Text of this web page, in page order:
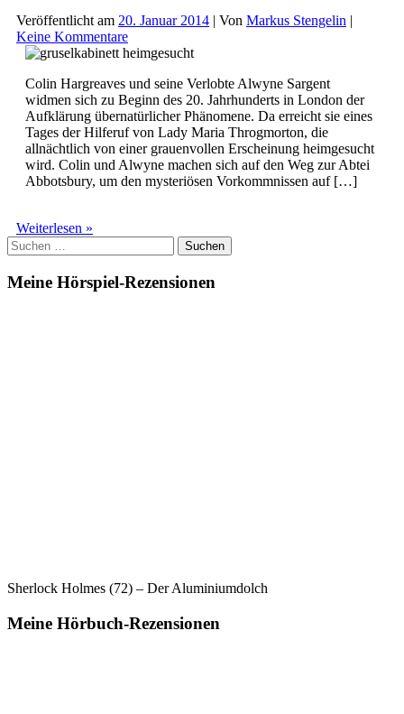
Veröffentlicht am 20. Januar 2014 | Von Markus Stengelin |
Keine Kommentare
Colin Hargreaves und seine Verlobte Alwyne Sargent
widmen sich zu Beginn des 20. Jahrhunderts in London der
Aufklärung übernatürlicher Phänomene. Da erreicht sie eines
Tages der Hilferuf von Lady Maria Throgmorton, die
allnächtlich von einer grauenvollen Erscheinung heimgesucht
wird. Colin und Alwyne machen sich auf den Weg zur Abtei
Abbotsbury, um den mysteriösen Vorkommnissen auf […]
Weiterlesen »
–
Heimgesucht
Suchen
nach:
Meine Hörspiel-Rezensionen
Sherlock Holmes (72) – Der Aluminiumdolch
Meine Hörbuch-Rezensionen